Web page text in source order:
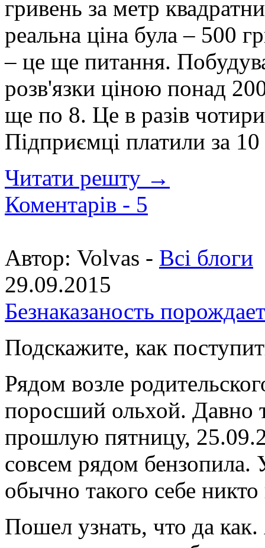
гривень за метр
реальна ціна була – 500
– це ще питання.
розв'язки ціною понад
ще по 8. Це в разів
Підприємці платили за
Читати решту →
Коментарів - 5
Автор: Volvas - Всі блоги
29.09.2015
Безнаказаность
Подскажите, как
Рядом возле
поросший ольхой. Давно
прошлую пятницу,
совсем рядом бензопила.
обычно такого себе
Пошел узнать, что да